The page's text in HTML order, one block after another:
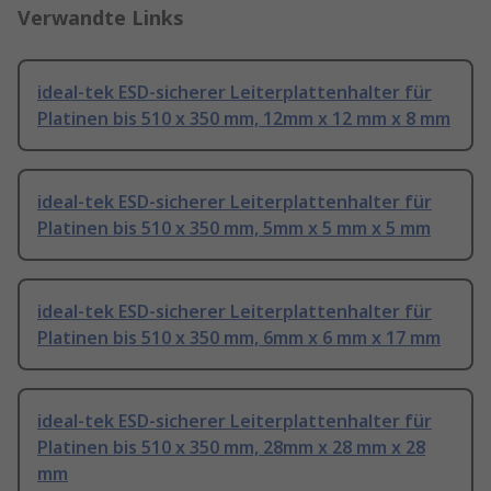
Verwandte Links
ideal-tek ESD-sicherer Leiterplattenhalter für
Platinen bis 510 x 350 mm, 12mm x 12 mm x 8 mm
ideal-tek ESD-sicherer Leiterplattenhalter für
Platinen bis 510 x 350 mm, 5mm x 5 mm x 5 mm
ideal-tek ESD-sicherer Leiterplattenhalter für
Platinen bis 510 x 350 mm, 6mm x 6 mm x 17 mm
ideal-tek ESD-sicherer Leiterplattenhalter für
Platinen bis 510 x 350 mm, 28mm x 28 mm x 28
mm